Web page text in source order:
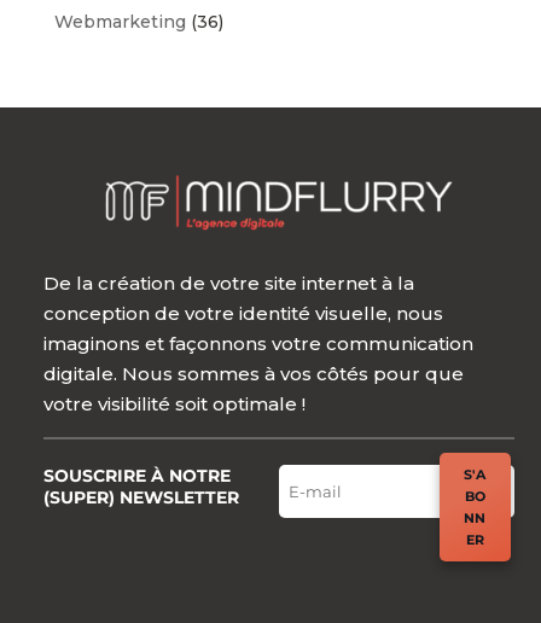
Webmarketing (36)
De la création de votre site internet à la
conception de votre identité visuelle, nous
imaginons et façonnons votre communication
digitale. Nous sommes à vos côtés pour que
votre visibilité soit optimale !
SOUSCRIRE À NOTRE
(SUPER) NEWSLETTER
S'A
BO
NN
ER